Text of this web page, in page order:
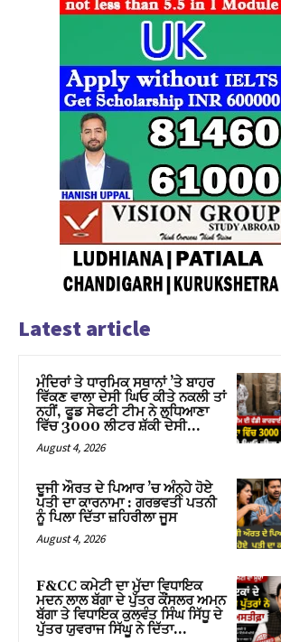
Latest article
ਮੰਦਿਰਾਂ ਤੇ ਧਾਰਮਿਕ ਸਥਾਨਾਂ ’ਤੇ ਬਾਹਰ
ਵਿੱਕਣ ਵਾਲਾ ਦੇਸੀ ਘਿਓ ਕੀਤੇ ਨਕਲੀ ਤਾਂ
ਨਹੀਂ, ਫੂਡ ਸੇਫਟੀ ਟੀਮ ਨੇ ਲੁਧਿਆਣਾ
ਵਿੱਚ 3000 ਲੀਟਰ ਸ਼ੱਕੀ ਦੇਸੀ...
August 4, 2026
ਦੂਜੀ ਔਰਤ ਦੇ ਪਿਆਰ ’ਚ ਅੰਨ੍ਹੇ ਹੋਏ
ਪਤੀ ਦਾ ਕਾਰਨਾਮਾ : ਗਰਭਵਤੀ ਪਤਨੀ
ਨੂੰ ਪਿਲਾ ਦਿੱਤਾ ਜ਼ਹਿਰੀਲਾ ਜੂਸ
August 4, 2026
F&CC ਕਮੇਟੀ ਦਾ ਮੁੱਦਾ ਵਿਧਾਇਕ
ਮਦਨ ਲਾਲ ਬੱਗਾ ਦੇ ਪੁੱਤਰ ਕੌਂਸਲਰ ਅਮਨ
ਬੱਗਾ ਤੇ ਵਿਧਾਇਕ ਕੁਲਵੰਤ ਸਿੰਘ ਸਿੱਧੂ ਦੇ
ਪੁੱਤਰ ਯੁਵਰਾਜ ਸਿੱਘੂ ਨੇ ਦਿੱਤਾ...